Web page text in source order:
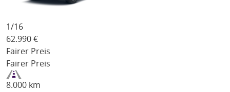
1/16
62.990 €
Fairer Preis
Fairer Preis
8.000 km